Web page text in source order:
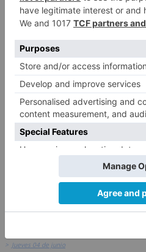
BurgosNoticias - El diario digital de Burgos
> Jueves 04 de junio